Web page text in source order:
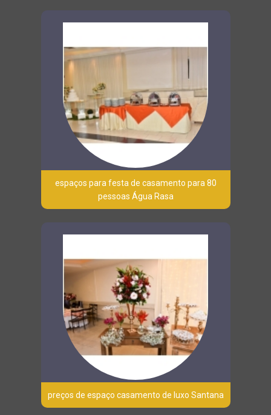
espaços para festa de casamento para 80
pessoas Água Rasa
preços de espaço casamento de luxo Santana